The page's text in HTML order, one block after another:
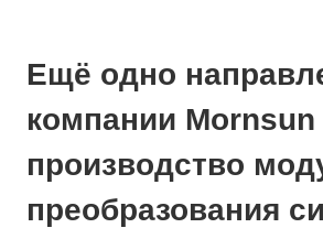
Ещё одно
компании Mornsun
производство
преобразования